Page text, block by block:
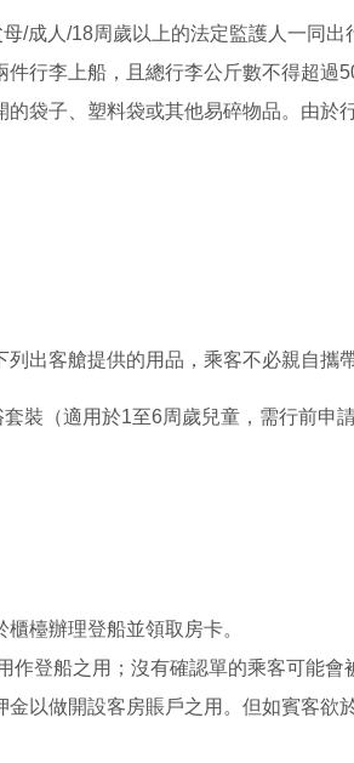
/成人/18周歲以上的法定監護人一同出
行李上船，且總行李公斤數不得超過
袋子、塑料袋或其他易碎物品。由於
出客艙提供的用品，乘客不必親自攜帶
裝（適用於1至6周歲兒童，需行前申
檯辦理登船並領取房卡。
登船之用；沒有確認單的乘客可能會
以做開設客房賬戶之用。但如賓客欲